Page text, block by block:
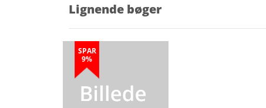
Lignende bøger
SPAR
9%